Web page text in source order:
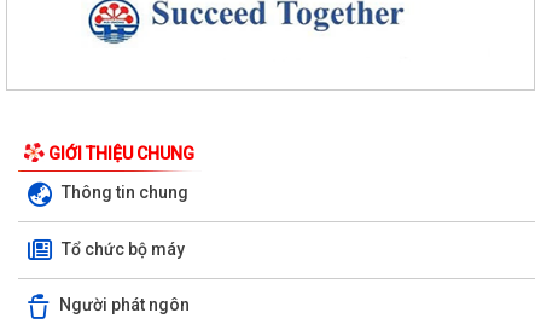
GIỚI THIỆU CHUNG
Thông tin chung
Tổ chức bộ máy
Người phát ngôn